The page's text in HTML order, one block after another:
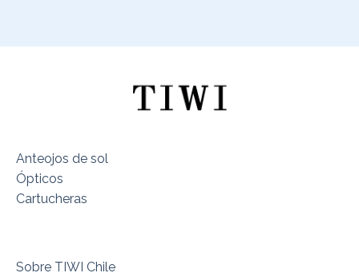
Anteojos de sol
Ópticos
Cartucheras
Sobre TIWI Chile